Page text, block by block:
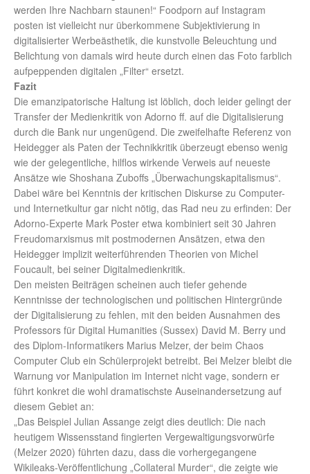
werden Ihre Nachbarn staunen!“ Foodporn auf Instagram
posten ist vielleicht nur überkommene Subjektivierung in
digitalisierter Werbeästhetik, die kunstvolle Beleuchtung und
Belichtung von damals wird heute durch einen das Foto farblich
aufpeppenden digitalen „Filter“ ersetzt.
Fazit
Die emanzipatorische Haltung ist löblich, doch leider gelingt der
Transfer der Medienkritik von Adorno ff. auf die Digitalisierung
durch die Bank nur ungenügend. Die zweifelhafte Referenz von
Heidegger als Paten der Technikkritik überzeugt ebenso wenig
wie der gelegentliche, hilflos wirkende Verweis auf neueste
Ansätze wie Shoshana Zuboffs „Überwachungskapitalismus“.
Dabei wäre bei Kenntnis der kritischen Diskurse zu Computer-
und Internetkultur gar nicht nötig, das Rad neu zu erfinden: Der
Adorno-Experte Mark Poster etwa kombiniert seit 30 Jahren
Freudomarxismus mit postmodernen Ansätzen, etwa den
Heidegger implizit weiterführenden Theorien von Michel
Foucault, bei seiner Digitalmedienkritik.
Den meisten Beiträgen scheinen auch tiefer gehende
Kenntnisse der technologischen und politischen Hintergründe
der Digitalisierung zu fehlen, mit den beiden Ausnahmen des
Professors für Digital Humanities (Sussex) David M. Berry und
des Diplom-Informatikers Marius Melzer, der beim Chaos
Computer Club ein Schülerprojekt betreibt. Bei Melzer bleibt die
Warnung vor Manipulation im Internet nicht vage, sondern er
führt konkret die wohl dramatischste Auseinandersetzung auf
diesem Gebiet an:
„Das Beispiel Julian Assange zeigt dies deutlich: Die nach
heutigem Wissensstand fingierten Vergewaltigungsvorwürfe
(Melzer 2020) führten dazu, dass die vorhergegangene
Wikileaks-Veröffentlichung „Collateral Murder“, die zeigte wie